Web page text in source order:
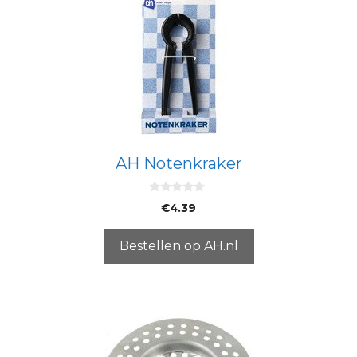
AH Notenkraker
5
€4.39
Bestellen op AH.nl